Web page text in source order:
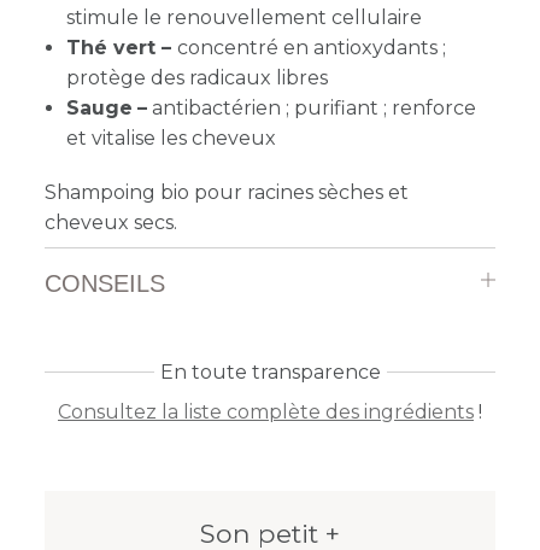
stimule le renouvellement cellulaire
Thé vert – concentré en antioxydants ;
protège des radicaux libres
Sauge – antibactérien ; purifiant ; renforce
et vitalise les cheveux
Shampoing bio pour racines sèches et
cheveux secs.
CONSEILS
En toute transparence
Consultez la liste complète des ingrédients !
Son petit +